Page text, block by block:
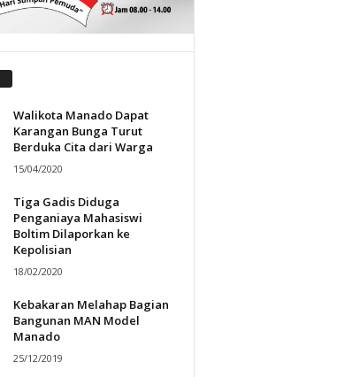
Walikota Manado Dapat
Karangan Bunga Turut
Berduka Cita dari Warga
15/04/2020
Tiga Gadis Diduga
Penganiaya Mahasiswi
Boltim Dilaporkan ke
Kepolisian
18/02/2020
Kebakaran Melahap Bagian
Bangunan MAN Model
Manado
25/12/2019